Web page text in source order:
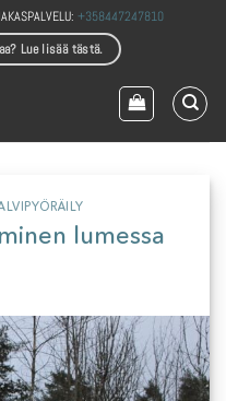
+358447247810
Lue lisää tästä.
lumessa